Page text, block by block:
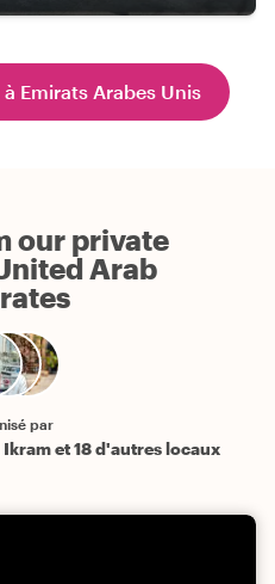
Emirats Arabes Unis
our private
Arab
par
et 18 d'autres locaux